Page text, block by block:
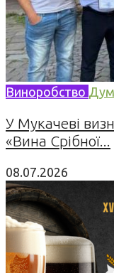
Виноробство
У Мукачеві
«Вина Срібної...
08.07.2026